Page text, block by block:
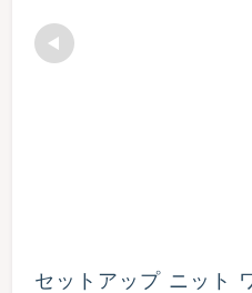
セットアップ ニット